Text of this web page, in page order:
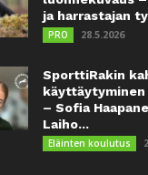
ja harrastajan
PRO 28.5.2026
SporttiRakin
käyttäytyminen
– Sofia
Laiho...
Eläinten koulutus